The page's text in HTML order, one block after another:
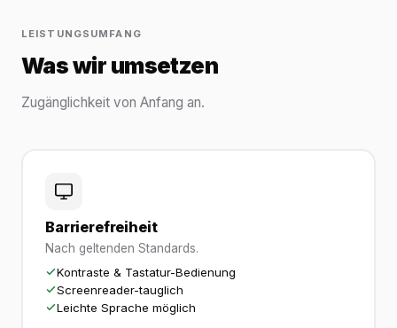
LEISTUNGSUMFANG
Was wir umsetzen
Zugänglichkeit von Anfang an.
Barrierefreiheit
Nach geltenden Standards.
Kontraste & Tastatur-Bedienung
Screenreader-tauglich
Leichte Sprache möglich